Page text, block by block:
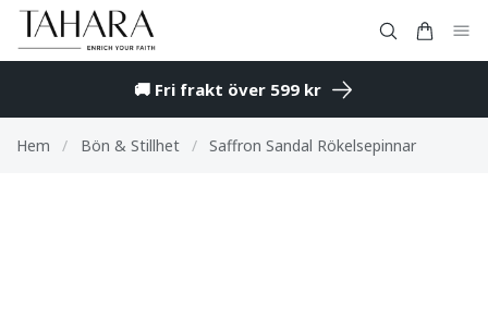
🚚 Fri frakt över 599 kr
Hem / Bön & Stillhet / Saffron Sandal Rökelsepinnar